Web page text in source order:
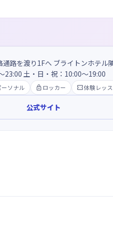
路を渡り1Fへ ブライトンホテル
23:00 土・日・祝：10:00～19:00
ーソナル ロッカー 体験レッ
公式サイト